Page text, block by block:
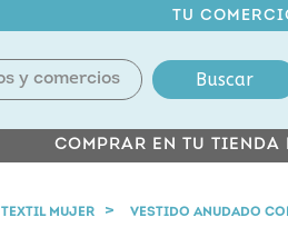
TU
Buscar
COMPRAR EN TU
TEXTIL MUJER VESTIDO ANUDADO